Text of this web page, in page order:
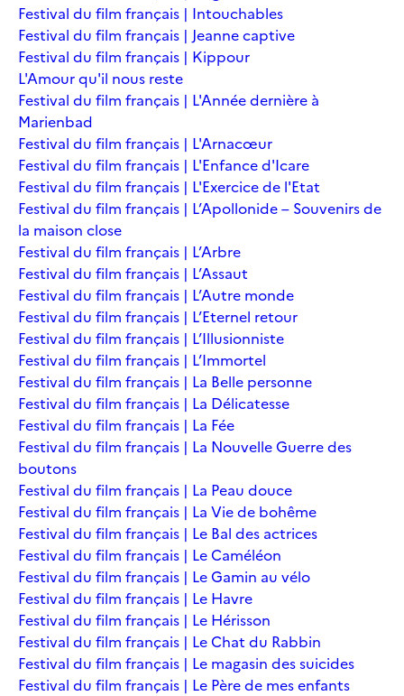
Festival du film français | Intouchables
Festival du film français | Jeanne captive
Festival du film français | Kippour
L'Amour qu'il nous reste
Festival du film français | L'Année dernière à
Marienbad
Festival du film français | L'Arnacœur
Festival du film français | L'Enfance d'Icare
Festival du film français | L'Exercice de l'Etat
Festival du film français | L’Apollonide – Souvenirs de
la maison close
Festival du film français | L’Arbre
Festival du film français | L’Assaut
Festival du film français | L’Autre monde
Festival du film français | L’Eternel retour
Festival du film français | L’Illusionniste
Festival du film français | L’Immortel
Festival du film français | La Belle personne
Festival du film français | La Délicatesse
Festival du film français | La Fée
Festival du film français | La Nouvelle Guerre des
boutons
Festival du film français | La Peau douce
Festival du film français | La Vie de bohême
Festival du film français | Le Bal des actrices
Festival du film français | Le Caméléon
Festival du film français | Le Gamin au vélo
Festival du film français | Le Havre
Festival du film français | Le Hérisson
Festival du film français | Le Chat du Rabbin
Festival du film français | Le magasin des suicides
Festival du film français | Le Père de mes enfants